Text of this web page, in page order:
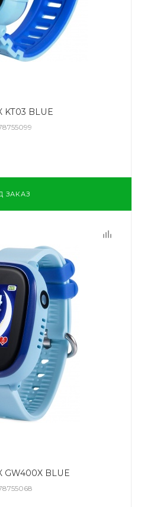
KT03 BLUE
ЗАКАЗ
GW400X BLUE